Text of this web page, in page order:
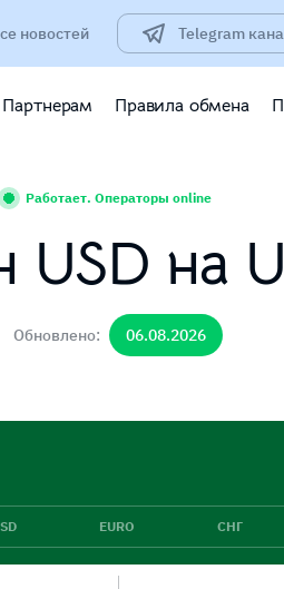
новостей Telegram
Партнерам Правила обмена
Работает. Операторы online
на
Обновлено: 06.08.2026
EURO СНГ